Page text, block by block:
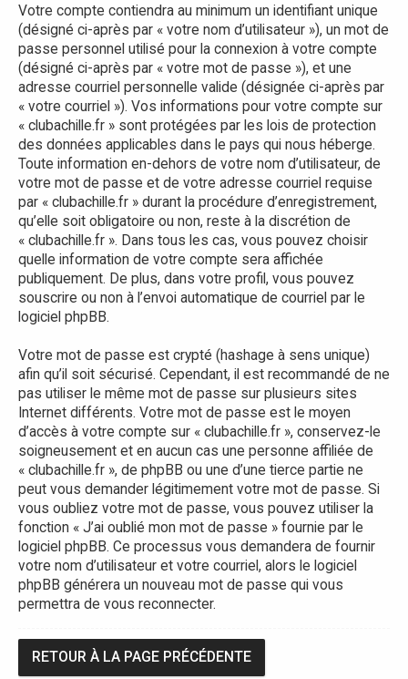
Votre compte contiendra au minimum un identifiant unique
(désigné ci-après par « votre nom d’utilisateur »), un mot de
passe personnel utilisé pour la connexion à votre compte
(désigné ci-après par « votre mot de passe »), et une
adresse courriel personnelle valide (désignée ci-après par
« votre courriel »). Vos informations pour votre compte sur
« clubachille.fr » sont protégées par les lois de protection
des données applicables dans le pays qui nous héberge.
Toute information en-dehors de votre nom d’utilisateur, de
votre mot de passe et de votre adresse courriel requise
par « clubachille.fr » durant la procédure d’enregistrement,
qu’elle soit obligatoire ou non, reste à la discrétion de
« clubachille.fr ». Dans tous les cas, vous pouvez choisir
quelle information de votre compte sera affichée
publiquement. De plus, dans votre profil, vous pouvez
souscrire ou non à l’envoi automatique de courriel par le
logiciel phpBB.
Votre mot de passe est crypté (hashage à sens unique)
afin qu’il soit sécurisé. Cependant, il est recommandé de ne
pas utiliser le même mot de passe sur plusieurs sites
Internet différents. Votre mot de passe est le moyen
d’accès à votre compte sur « clubachille.fr », conservez-le
soigneusement et en aucun cas une personne affiliée de
« clubachille.fr », de phpBB ou une d’une tierce partie ne
peut vous demander légitimement votre mot de passe. Si
vous oubliez votre mot de passe, vous pouvez utiliser la
fonction « J’ai oublié mon mot de passe » fournie par le
logiciel phpBB. Ce processus vous demandera de fournir
votre nom d’utilisateur et votre courriel, alors le logiciel
phpBB générera un nouveau mot de passe qui vous
permettra de vous reconnecter.
RETOUR À LA PAGE PRÉCÉDENTE